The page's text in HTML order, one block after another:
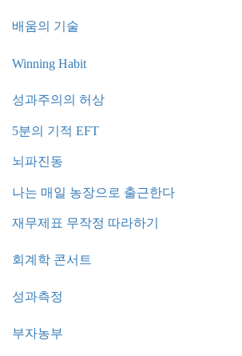
배움의 기술
Winning Habit
성과주의의 허상
5분의 기적 EFT
뇌파진동
나는 매일 농장으로 출근한다
재무제표 무작정 따라하기
회계학 콘서트
성과측정
부자농부